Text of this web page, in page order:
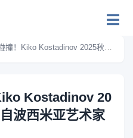
Kostadinov 2025秋冬系列灵感源自波西米亚艺术家
Kostadinov 20
波西米亚艺术家